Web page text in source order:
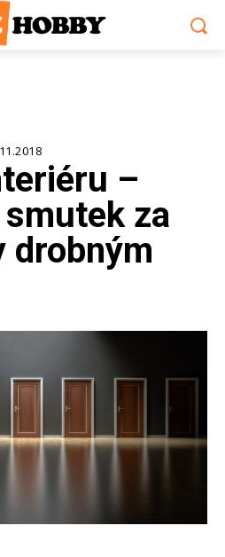
–
za
drobným